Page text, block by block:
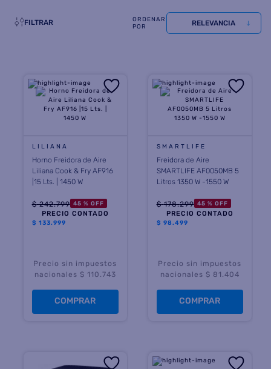
FILTRAR RELEVANCIA
LILIANA
Horno Freidora de Aire
Liliana Cook & Fry AF916
|15 Lts. | 1450 W
$ 242.799 45 % OFF
PRECIO CONTADO
$ 133.999
Precio sin impuestos
nacionales $ 110.743
COMPRAR
SMARTLIFE
Freidora de Aire
SMARTLIFE AF0050MB 5
Litros 1350 W -1550 W
$ 178.299 45 % OFF
PRECIO CONTADO
$ 98.499
Precio sin impuestos
nacionales $ 81.404
COMPRAR
8. termotanque